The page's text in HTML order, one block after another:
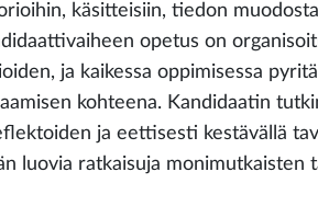
käsitteisiin, tiedon
opetus on
ja kaikessa oppimisessa
kohteena. Kandidaatin
ja eettisesti kestävällä
luovia ratkaisuja monimutkaisten